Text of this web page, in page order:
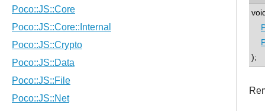
);